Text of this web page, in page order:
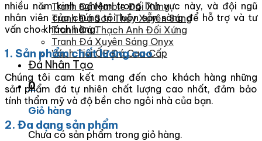
Tranh Đá Marble Đối Xứng
Tranh Đá Sơn Thủy Xuyên Sáng
Tranh Đá Thạch Anh Đối Xứng
Tranh Đá Xuyên Sáng Onyx
Vách Tivi ỐP Đá Cao Cấp
Đá Nhân Tạo
0
Giỏ hàng
Chưa có sản phẩm trong giỏ hàng.
nhiều năm kinh nghiệm trong lĩnh vực này, và đội ngũ
nhân viên của chúng tôi luôn sẵn sàng để hỗ trợ và tư
vấn cho khách hàng.
1. Sản phẩm chất lượng cao
Chúng tôi cam kết mang đến cho khách hàng những
sản phẩm đá tự nhiên chất lượng cao nhất, đảm bảo
tính thẩm mỹ và độ bền cho ngôi nhà của bạn.
2. Đa dạng sản phẩm